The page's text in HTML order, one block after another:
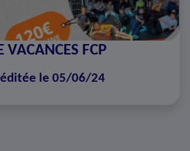
VACANCES FCP
éditée le 05/06/24